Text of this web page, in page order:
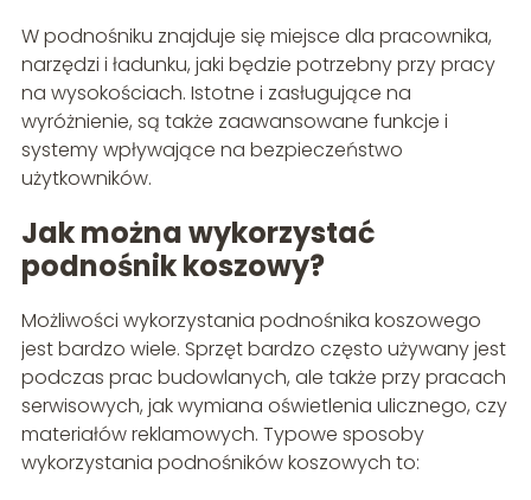
W podnośniku znajduje się miejsce dla pracownika,
narzędzi i ładunku, jaki będzie potrzebny przy pracy
na wysokościach. Istotne i zasługujące na
wyróżnienie, są także zaawansowane funkcje i
systemy wpływające na bezpieczeństwo
użytkowników.
Jak można wykorzystać
podnośnik koszowy?
Możliwości wykorzystania podnośnika koszowego
jest bardzo wiele. Sprzęt bardzo często używany jest
podczas prac budowlanych, ale także przy pracach
serwisowych, jak wymiana oświetlenia ulicznego, czy
materiałów reklamowych. Typowe sposoby
wykorzystania podnośników koszowych to: